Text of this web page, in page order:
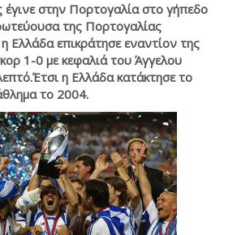
έγινε στην Πορτογαλία στο γήπεδο
της Πορτογαλίας
Ελλάδα επικράτησε εναντίον της
1-0 με κεφαλιά του Άγγελου
η Ελλάδα κατάκτησε το
το 2004.